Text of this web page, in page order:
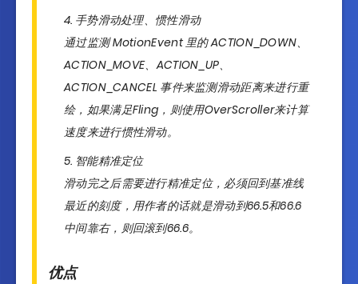
手势滑动处理、惯性滑动
通过监测 MotionEvent 里的 ACTION_DOWN、
ACTION_MOVE、ACTION_UP、
ACTION_CANCEL 事件来监测滑动距离来进行重
绘，如果满足Fling，则使用OverScroller来计算
速度来进行惯性滑动。
智能精准定位
滑动完之后需要进行精准定位，必须回到基准线
最近的刻度，用作者的话就是滑动到66.5和66.6
中间靠右，则回滚到66.6。
优点